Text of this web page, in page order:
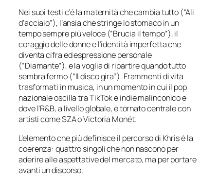
Nei suoi testi c’è la maternità che cambia tutto (“Ali
d’acciaio”), l’ansia che stringe lo stomaco in un
tempo sempre più veloce (“Brucia il tempo”), il
coraggio delle donne e l’identità imperfetta che
diventa cifra ed espressione personale
(“Diamante”), e la voglia di ripartire quando tutto
sembra fermo (“Il disco gira”). Frammenti di vita
trasformati in musica, in un momento in cui il pop
nazionale oscilla traTikToke indie malinconico e
dove l’R&B, a livello globale, è tornato centrale con
artisti come SZA o Victoria Monét.
L’elemento che più definisce il percorso di Khris è la
coerenza: quattro singoli che non nascono per
aderire alle aspettative del mercato, ma per portare
avanti un discorso.